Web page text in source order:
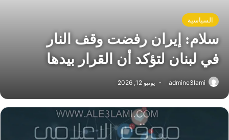
السياسية
سلام: إيران رفضت وقف النار
في لبنان لتؤكد أن القرار بيدها
admine3lami يونيو 12, 2026